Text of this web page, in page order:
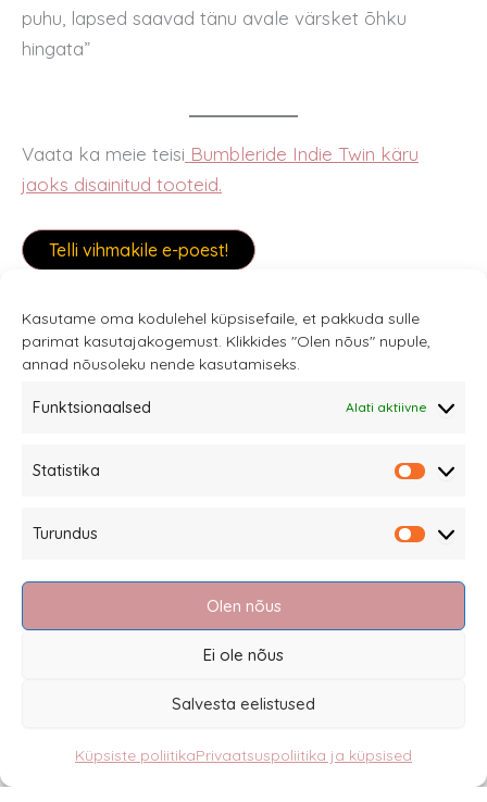
Kasutame oma kodulehel küpsisefaile, et pakkuda sulle
parimat kasutajakogemust. Klikkides "Olen nõus" nupule,
annad nõusoleku nende kasutamiseks.
Funktsionaalsed Alati aktiivne
Statistika
Turundus
Olen nõus
Ei ole nõus
Salvesta eelistused
Küpsiste poliitikaPrivaatsuspoliitika ja küpsised
puhu, lapsed saavad tänu avale värsket ōhku
hingata”
Vaata ka meie teisi Bumbleride Indie Twin käru
jaoks disainitud tooteid.
Telli vihmakile e-poest!
Müügitingimused
Kauba tagastamine